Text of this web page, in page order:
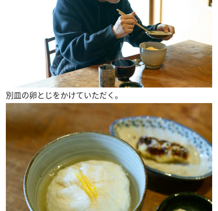
別皿の卵とじをかけていただく。